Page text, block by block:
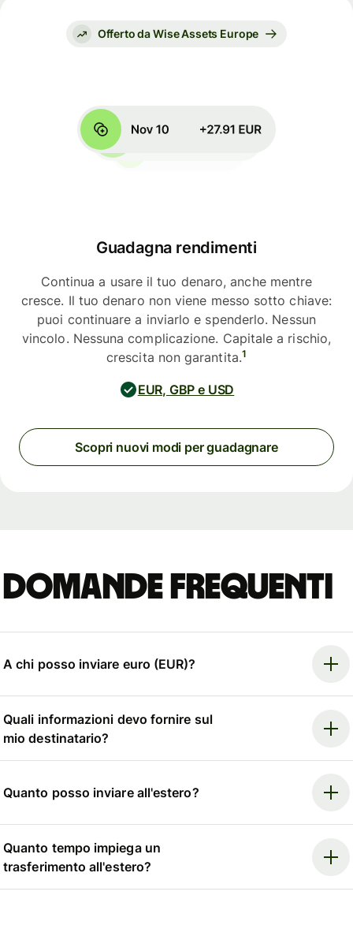
Offerto da Wise Assets Europe
Guadagna rendimenti
Continua a usare il tuo denaro, anche mentre
cresce. Il tuo denaro non viene messo sotto chiave:
puoi continuare a inviarlo e spenderlo. Nessun
vincolo. Nessuna complicazione. Capitale a rischio,
crescita non garantita.1
EUR, GBP e USD
Scopri nuovi modi per guadagnare
Domande frequenti
A chi posso inviare euro (EUR)?
Quali informazioni devo fornire sul
mio destinatario?
Quanto posso inviare all'estero?
Quanto tempo impiega un
trasferimento all'estero?